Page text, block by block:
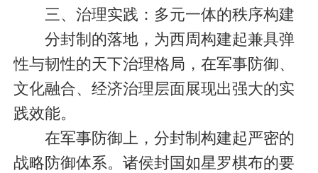
三、治理实践：多元一体的秩序构建
分封制的落地，为西周构建起兼具弹
性与韧性的天下治理格局，在军事防御、
文化融合、经济治理层面展现出强大的实
践效能。
在军事防御上，分封制构建起严密的
战略防御体系。诸侯封国如星罗棋布的要